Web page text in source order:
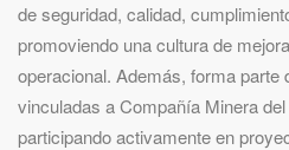
de seguridad, calidad,
promoviendo una cultura de
operacional. Además, forma
vinculadas a Compañía Minera
participando activamente en